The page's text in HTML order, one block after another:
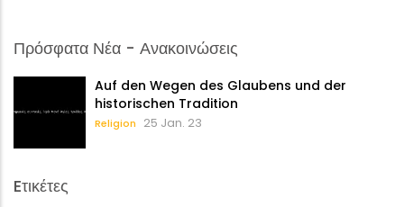
Πρόσφατα Νέα - Ανακοινώσεις
Auf den Wegen des Glaubens und der
historischen Tradition
Religion 25 Jan. 23
Eτικέτες